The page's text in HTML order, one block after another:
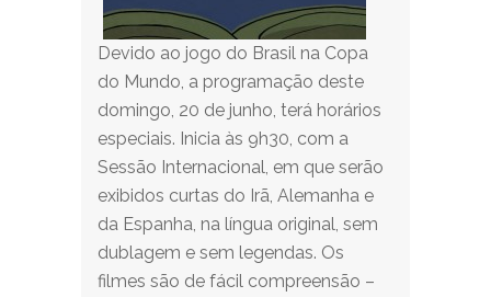
Devido ao jogo do Brasil na Copa
do Mundo, a programação deste
domingo, 20 de junho, terá horários
especiais. Inicia às 9h30, com a
Sessão Internacional, em que serão
exibidos curtas do Irã, Alemanha e
da Espanha, na língua original, sem
dublagem e sem legendas. Os
filmes são de fácil compreensão –